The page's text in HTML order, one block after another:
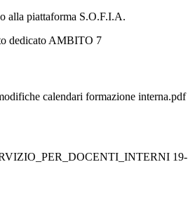
alla piattaforma S.O.F.I.A.
dedicato AMBITO 7
calendari formazione interna.pdf
19-